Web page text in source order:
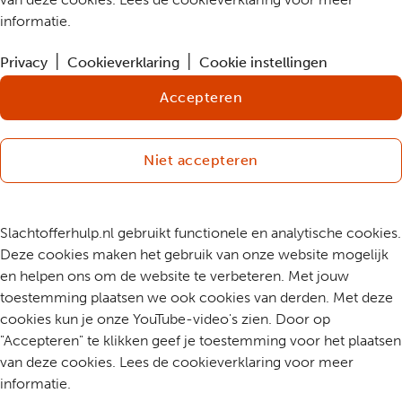
informatie.
Privacy Cookieverklaring Cookie instellingen
Accepteren
Niet accepteren
Slachtofferhulp.nl gebruikt functionele en analytische cookies.
Deze cookies maken het gebruik van onze website mogelijk
en helpen ons om de website te verbeteren. Met jouw
toestemming plaatsen we ook cookies van derden. Met deze
cookies kun je onze YouTube-video's zien. Door op
"Accepteren" te klikken geef je toestemming voor het plaatsen
van deze cookies. Lees de cookieverklaring voor meer
informatie.